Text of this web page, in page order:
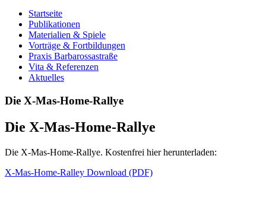
Startseite
Publikationen
Materialien & Spiele
Vorträge & Fortbildungen
Praxis Barbarossastraße
Vita & Referenzen
Aktuelles
Die X-Mas-Home-Rallye
Die X-Mas-Home-Rallye
Die X-Mas-Home-Rallye. Kostenfrei hier herunterladen:
X-Mas-Home-Ralley Download (PDF)